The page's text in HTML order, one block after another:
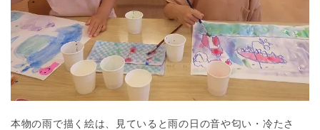
本物の雨で描く絵は、見ていると雨の日の音や匂い・冷たさ